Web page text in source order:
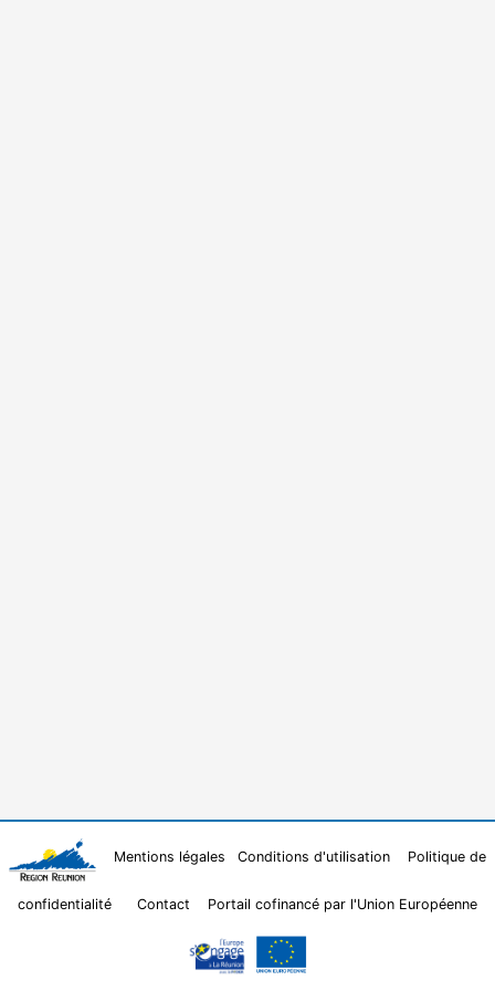
Mentions légales Conditions d'utilisation Politique de
confidentialité Contact Portail cofinancé par l'Union Européenne